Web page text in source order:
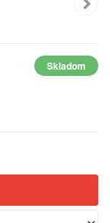
Skladom